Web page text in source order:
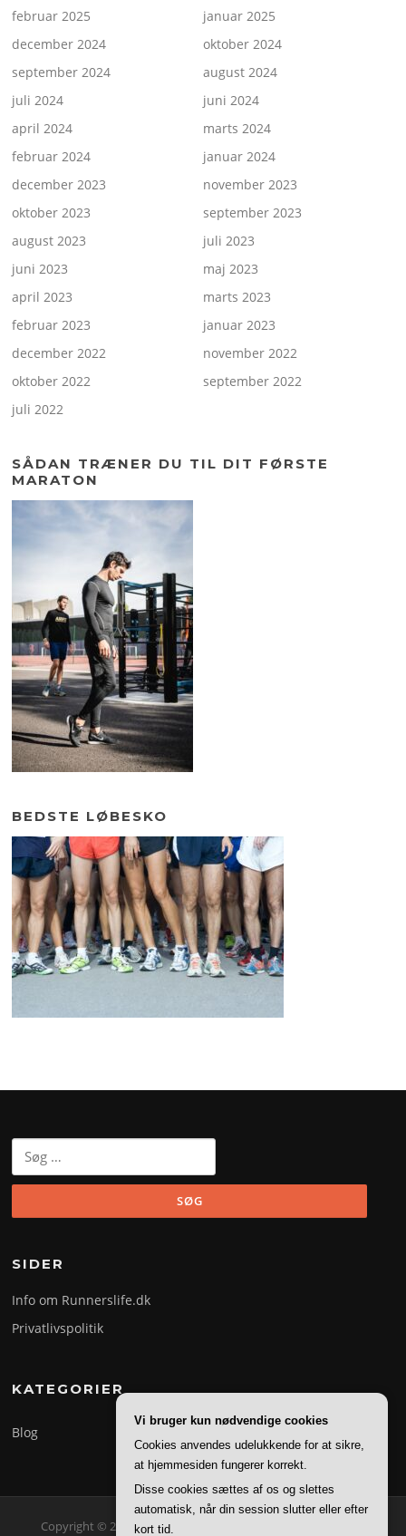
februar 2025
januar 2025
december 2024
oktober 2024
september 2024
august 2024
juli 2024
juni 2024
april 2024
marts 2024
februar 2024
januar 2024
december 2023
november 2023
oktober 2023
september 2023
august 2023
juli 2023
juni 2023
maj 2023
april 2023
marts 2023
februar 2023
januar 2023
december 2022
november 2022
oktober 2022
september 2022
juli 2022
SÅDAN TRÆNER DU TIL DIT FØRSTE
MARATON
BEDSTE LØBESKO
efter:
SIDER
Info om Runnerslife.dk
Privatlivspolitik
KATEGORIER
Blog
Copyright © 2026 Runner's Life. Alle rettigheder forbeholdes.
Vi bruger kun nødvendige cookies
Cookies anvendes udelukkende for at sikre,
at hjemmesiden fungerer korrekt.
Disse cookies sættes af os og slettes
automatisk, når din session slutter eller efter
kort tid.